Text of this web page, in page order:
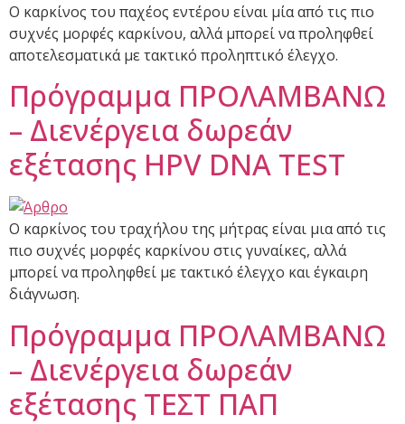
Ο καρκίνος του παχέος εντέρου είναι μία από τις πιο
συχνές μορφές καρκίνου, αλλά μπορεί να προληφθεί
αποτελεσματικά με τακτικό προληπτικό έλεγχο.
Πρόγραμμα ΠΡΟΛΑΜΒΑΝΩ
– Διενέργεια δωρεάν
εξέτασης HPV DNA TEST
Ο καρκίνος του τραχήλου της μήτρας είναι μια από τις
πιο συχνές μορφές καρκίνου στις γυναίκες, αλλά
μπορεί να προληφθεί με τακτικό έλεγχο και έγκαιρη
διάγνωση.
Πρόγραμμα ΠΡΟΛΑΜΒΑΝΩ
– Διενέργεια δωρεάν
εξέτασης ΤΕΣΤ ΠΑΠ